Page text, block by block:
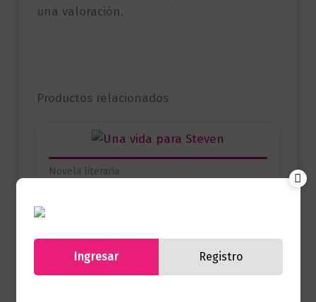
una valoración.
Productos relacionados
Novela literaria
Ingresar Registro